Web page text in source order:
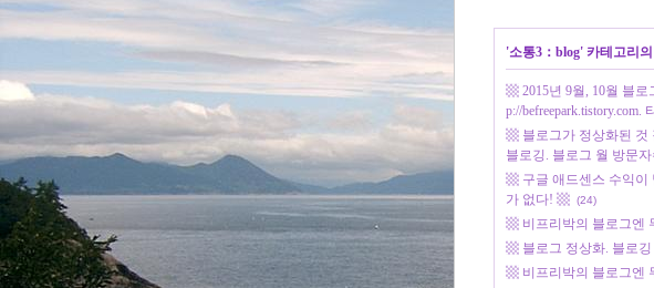
'소통3：blog' 카테고리
▩ 2015년 9월, 10월 블로
p://
▩ 블로그가 정상화된 것
블로깅. 블로그 월 방문
▩ 구글 애드센스 수익이
가 없다! ▩ (24)
▩ 비프리박의 블로그엔
▩ 블로그 정상화. 블로
▩ 비프리박의 블로그엔